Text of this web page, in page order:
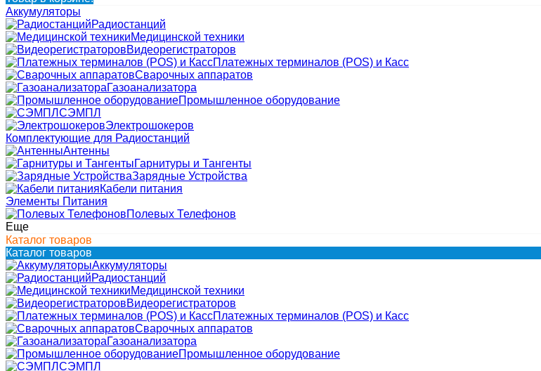
Аккумуляторы
Радиостанций
Медицинской техники
Видеорегистраторов
Платежных терминалов (POS) и Касс
Сварочных аппаратов
Газоанализатора
Промышленное оборудование
СЭМПЛ
Электрошокеров
Комплектующие для Радиостанций
Антенны
Гарнитуры и Тангенты
Зарядные Устройства
Кабели питания
Элементы Питания
Полевых Телефонов
Еще
Каталог товаров
Каталог товаров
Аккумуляторы
Радиостанций
Медицинской техники
Видеорегистраторов
Платежных терминалов (POS) и Касс
Сварочных аппаратов
Газоанализатора
Промышленное оборудование
СЭМПЛ